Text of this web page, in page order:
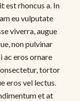
est rhoncus a. In
eu vulputate
viverra, augue
non pulvinar
ac eros ornare
tortor
eros vel lectus.
et at